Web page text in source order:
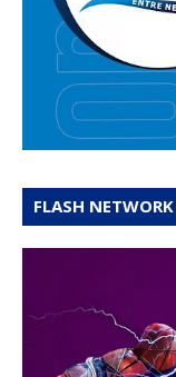
FLASH NETWORK